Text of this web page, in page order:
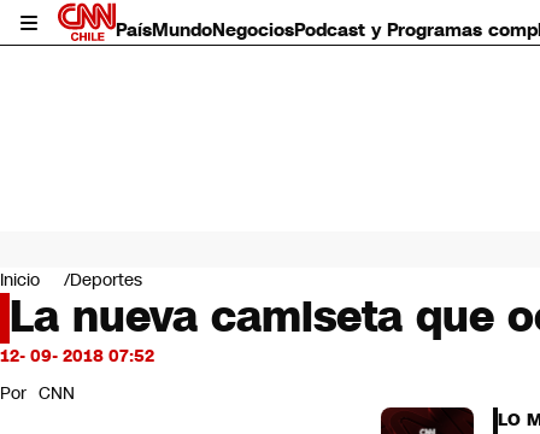
PaísMundoNegociosPodcast y Programas
Mundo
Negocios
Deportes
Programas completos
Servicios
Inicio Deportes
La nueva camiseta que
12- 09- 2018 07:52
Por CNN
LO